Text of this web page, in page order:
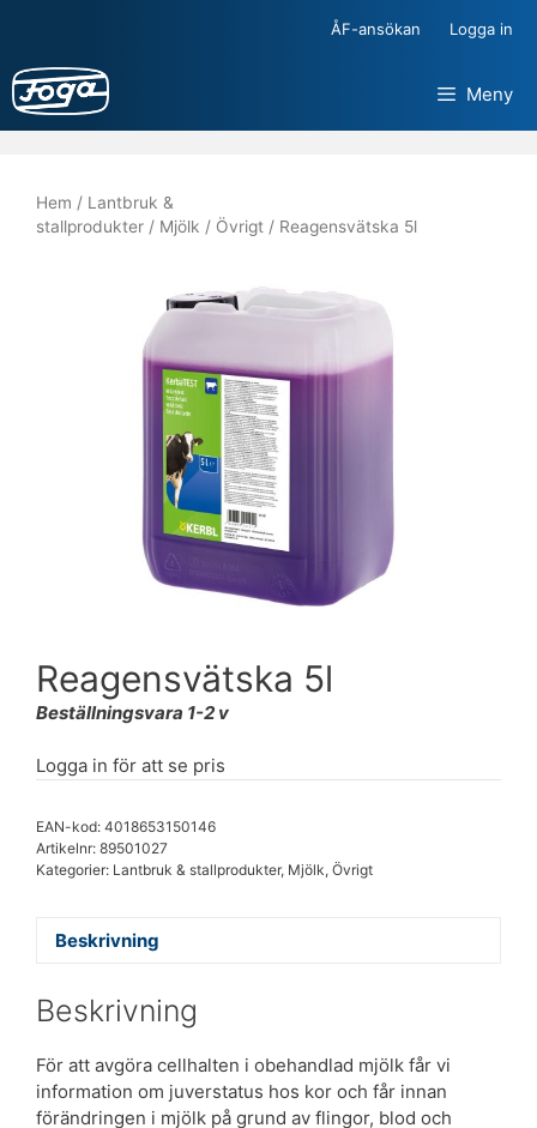
innehåll
ÅF-ansökan Logga in
Meny
Hem / Lantbruk &
stallprodukter / Mjölk / Övrigt / Reagensvätska 5l
Reagensvätska 5l
Beställningsvara 1-2 v
Logga in för att se pris
EAN-kod: 4018653150146
Artikelnr: 89501027
Kategorier: Lantbruk & stallprodukter, Mjölk, Övrigt
Beskrivning
Beskrivning
För att avgöra cellhalten i obehandlad mjölk får vi
information om juverstatus hos kor och får innan
förändringen i mjölk på grund av flingor, blod och